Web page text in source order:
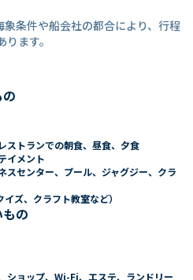
条件や船会社の都合により、行程
ます。
ストランでの朝食、昼食、夕食
イメント
スセンター、プール、ジャグジー、クラ
ズ、クラフト教室など）
の
ショップ、Wi-Fi、エステ、ランドリー